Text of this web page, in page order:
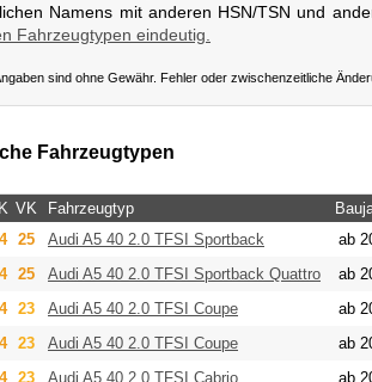
Namens mit anderen HSN/TSN und
Fahrzeugtypen eindeutig.
sind ohne Gewähr. Fehler oder zwischenzeitliche
Fahrzeugtypen
VK Fahrzeugtyp
25 Audi A5 40 2.0 TFSI Sportback ab
25 Audi A5 40 2.0 TFSI Sportback Quattro ab
23 Audi A5 40 2.0 TFSI Coupe ab
23 Audi A5 40 2.0 TFSI Coupe ab
23 Audi A5 40 2.0 TFSI Cabrio ab